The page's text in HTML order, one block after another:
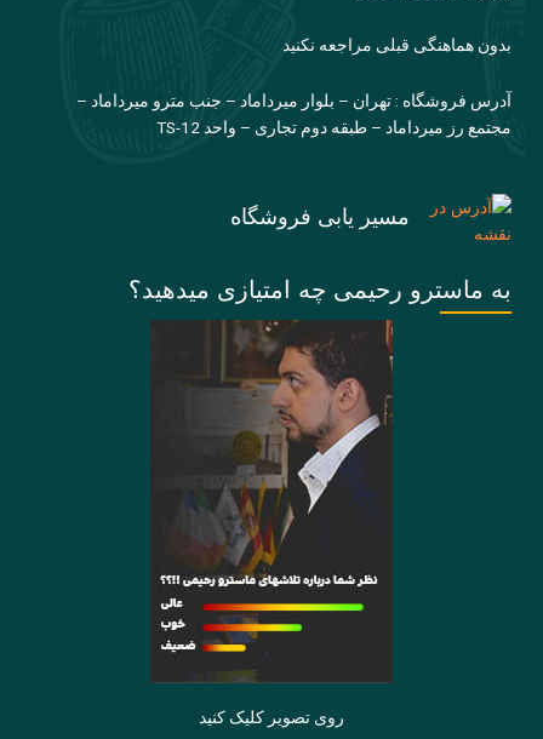
بدون هماهنگی قبلی مراجعه نکنید
آدرس فروشگاه : تهران – بلوار میرداماد – جنب مترو میرداماد –
مجتمع رز میرداماد – طبقه دوم تجاری – واحد TS-12
مسیر یابی فروشگاه
به ماسترو رحیمی چه امتیازی میدهید؟
روی تصویر کلیک کنید